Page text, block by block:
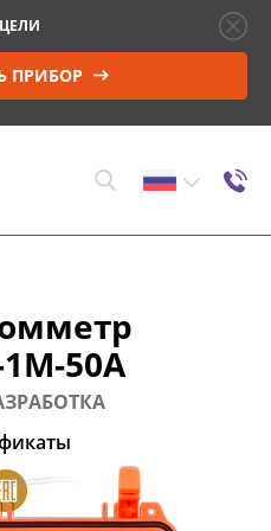
ПРИБОР
И МОНИТОРИНГ
(ВВ)
ВВ И ПРОВЕРКА
50А